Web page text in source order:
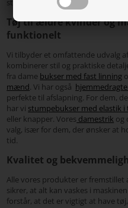
stil.
Tøj til ældre kvinder og
funktionelt
Vi tilbyder et omfattende udvalg
kombinerer stil og praktiske
fra dame bukser med fast linning
mænd. Vi har også
perfekte til afslapning. For dem,
har vi stumpebukser med elastik i
eller knapper. Vores damestrik og
valg, især for dem, der ønsker at
tid.
Kvalitet og
Alle vores produkter er fremstillet
sikrer, at alt kan vaskes i
forstår, at det er vigtigt at have